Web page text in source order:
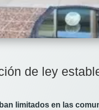
de ley
limitados en las